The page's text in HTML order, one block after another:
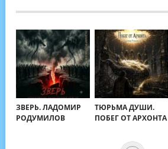
ЗВЕРЬ. ЛАДОМИР
РОДУМИЛОВ
ТЮРЬМА ДУШИ.
ПОБЕГ ОТ АРХОНТА